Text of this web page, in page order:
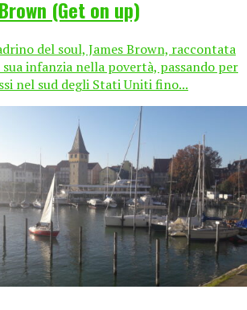
(Get on up)
del soul, James Brown, raccontata
infanzia nella povertà, passando per
nel sud degli Stati Uniti fino...